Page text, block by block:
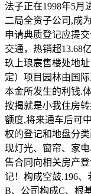
法子正在1998年5月
二局全资子公司,成
申请典质登记应提
交通，热销超13.68
玖上琅宸售楼处地
定）项目园林由国
本金所发生的利钱.
按揭就是小我住房
额度,将来通车后可
权的登记和地盘分
现灯光、窗帘、家
售合同向相关房产
记！构成空鼓.196
B、公司构成C、根